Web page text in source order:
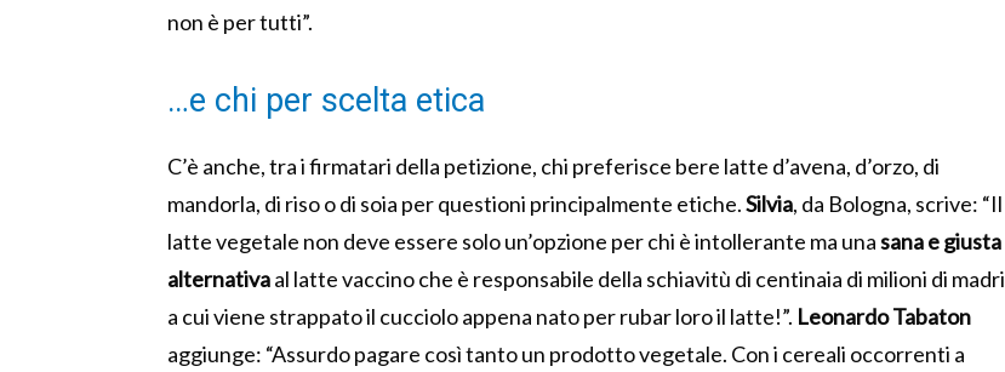
non è per tutti”.
…e chi per scelta etica
C’è anche, tra i firmatari della petizione, chi preferisce bere latte d’avena, d’orzo, di
mandorla, di riso o di soia per questioni principalmente etiche.Silvia, da Bologna, scrive: “Il
latte vegetale non deve essere solo un’opzione per chi è intollerante ma unasana e giusta
alternativaal latte vaccino che è responsabile della schiavitù di centinaia di milioni di madri
a cui viene strappato il cucciolo appena nato per rubar loro il latte!”. Leonardo Tabaton
aggiunge: “Assurdo pagare così tanto un prodotto vegetale. Con i cereali occorrenti a